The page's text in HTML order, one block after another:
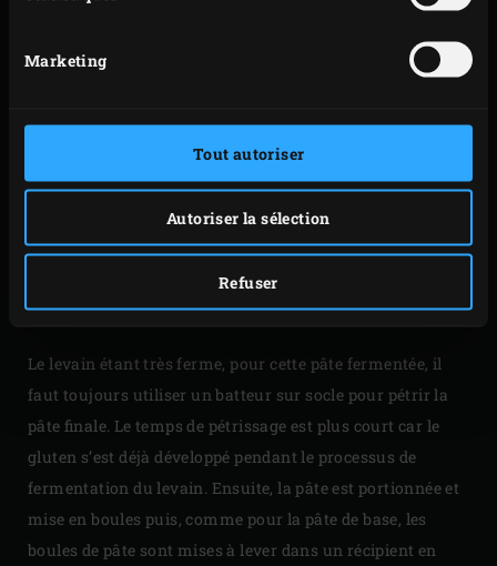
Marketing
Tout autoriser
Autoriser la sélection
Refuser
BOULE DE PÂTE À PIZZA
Le levain étant très ferme, pour cette pâte fermentée, il
faut toujours utiliser un batteur sur socle pour pétrir la
pâte finale. Le temps de pétrissage est plus court car le
gluten s’est déjà développé pendant le processus de
fermentation du levain. Ensuite, la pâte est portionnée et
mise en boules puis, comme pour la pâte de base, les
boules de pâte sont mises à lever dans un récipient en